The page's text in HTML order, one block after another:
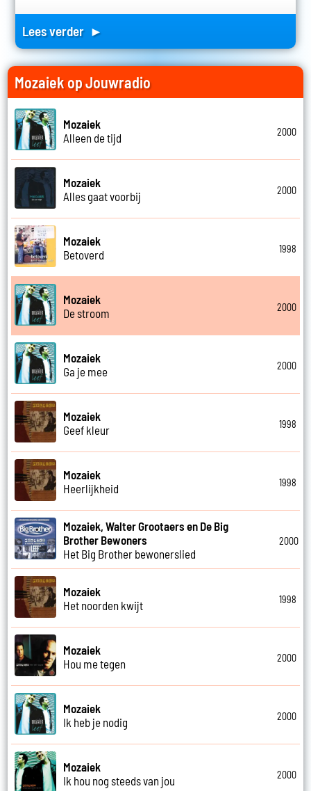
Lees verder ►
Mozaiek op Jouwradio
Mozaiek
Alleen de tijd
2000
Mozaiek
Alles gaat voorbij
2000
Mozaiek
Betoverd
1998
Mozaiek
De stroom
2000
Mozaiek
Ga je mee
2000
Mozaiek
Geef kleur
1998
Mozaiek
Heerlijkheid
1998
Mozaiek, Walter Grootaers en De Big
Brother Bewoners
Het Big Brother bewonerslied
2000
Mozaiek
Het noorden kwijt
1998
Mozaiek
Hou me tegen
2000
Mozaiek
Ik heb je nodig
2000
Mozaiek
Ik hou nog steeds van jou
2000